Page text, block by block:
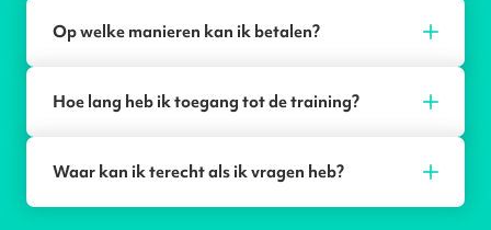
Op welke manieren kan ik betalen?
Hoe lang heb ik toegang tot de training?
Waar kan ik terecht als ik vragen heb?